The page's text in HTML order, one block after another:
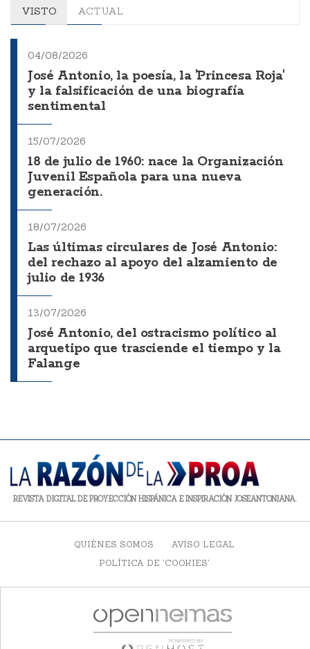
VISTO ACTUAL
04/08/2026
José Antonio, la poesía, la 'Princesa Roja'
y la falsificación de una biografía
sentimental
15/07/2026
18 de julio de 1960: nace la Organización
Juvenil Española para una nueva
generación.
18/07/2026
Las últimas circulares de José Antonio:
del rechazo al apoyo del alzamiento de
julio de 1936
13/07/2026
José Antonio, del ostracismo político al
arquetipo que trasciende el tiempo y la
Falange
REVISTA DIGITAL DE PROYECCIÓN HISPÁNICA E INSPIRACIÓN JOSEANTONIANA.
QUIÉNES SOMOS
AVISO LEGAL
POLÍTICA DE 'COOKIES'